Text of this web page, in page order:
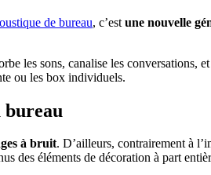
de bureau, c’est une nouvelle
les sons, canalise les conversations,
ou les box individuels.
bureau
à bruit. D’ailleurs, contrairement à
des éléments de décoration à part